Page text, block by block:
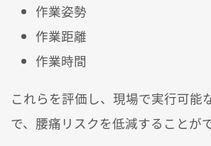
作業姿勢
作業距離
作業時間
これらを評価し、現場で実行可能
で、腰痛リスクを低減することがで